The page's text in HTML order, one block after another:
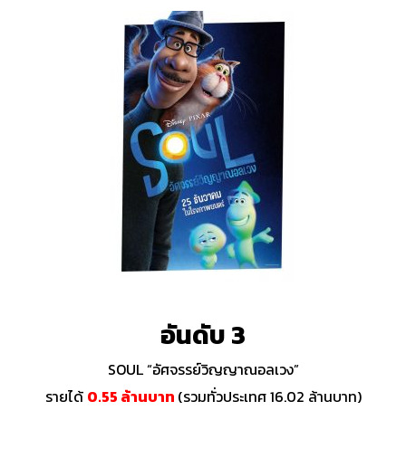
อันดับ 3
SOUL “อัศจรรย์วิญญาณอลเวง”
รายได้ 0.55 ล้านบาท (รวมทั่วประเทศ 16.02 ล้านบาท)